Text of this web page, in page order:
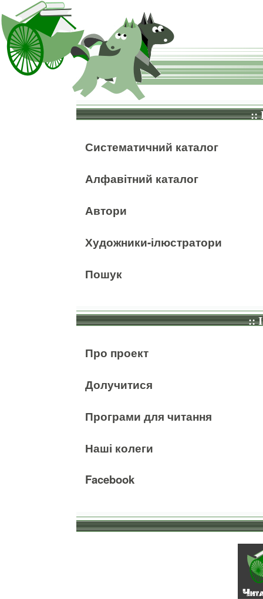
::
Систематичний каталог
Алфавітний каталог
Автори
Художники-ілюстратори
Пошук
::
Про проект
Долучитися
Програми для читання
Наші колеги
Facebook